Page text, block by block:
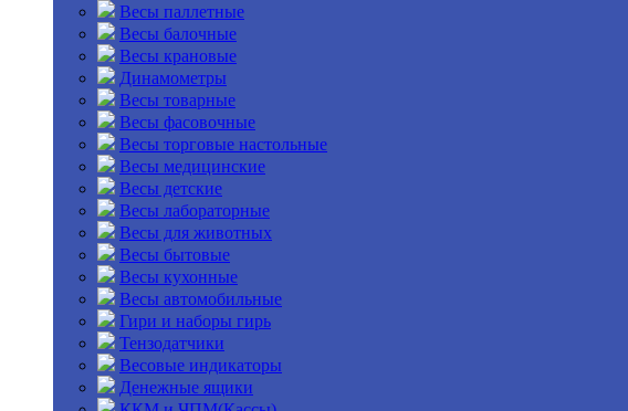
Весы паллетные
Весы балочные
Весы крановые
Динамометры
Весы товарные
Весы фасовочные
Весы торговые настольные
Весы медицинские
Весы детские
Весы лабораторные
Весы для животных
Весы бытовые
Весы кухонные
Весы автомобильные
Гири и наборы гирь
Тензодатчики
Весовые индикаторы
Денежные ящики